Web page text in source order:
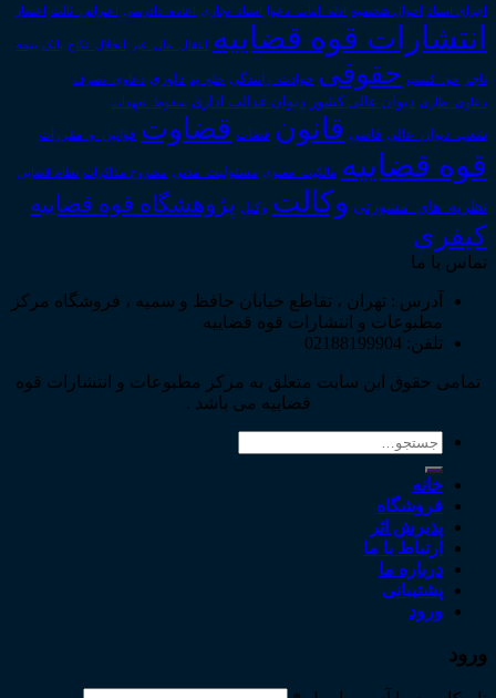
اجرای اسناد احوال شخصیه ادله_اثبات_دعوا اسناد_تجاری اعاده_دادرسی اعتراض_ثالث اعسار
انتشارات قوه قضاییه انتقال_مال_غیر انحلال_نکاح بانک بیمه
تاجر حق_کسب حقوقی حوادث_رانندگی خلع_ید داوری دعاوی_تصرف
دعاوی_طاری دیوان عالی کشور دیوان عدالت اداری سقوط_تعهدات
شعب_دیوان_عالی قاضی قانون قضات قضاوت قوانین_و_مقررات
قوه قضاییه مالکیت_معنوی مسئولیت_مدنی مشروح مذاکرات نظام قضایی
نظریه_های_مشورتی وکالت وکیل پژوهشگاه قوه قضاییه
کیفری
تماس با ما
آدرس : تهران ، تقاطع خیابان حافظ و سمیه ، فروشگاه مرکز
مطبوعات و انتشارات قوه قضاییه
تلفن: 02188199904
تمامی حقوق این سایت متعلق به مرکز مطبوعات و انتشارات قوه
قضاییه می باشد .
جستجو
خانه
فروشگاه
پذیرش اثر
ارتباط با ما
درباره ما
پشتیبانی
ورود
ورود